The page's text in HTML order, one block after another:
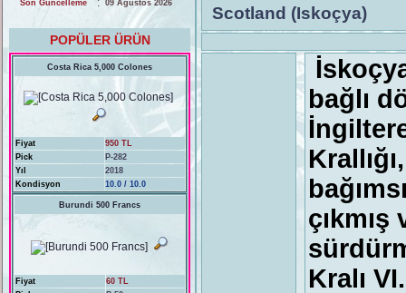
Son Güncelleme : 09 Ağustos 2026
POPÜLER ÜRÜN
Costa Rica 5,000 Colones
Fiyat
950 TL
Pick
P-282
Yıl
2018
Kondisyon
10.0 / 10.0
Burundi 500 Francs
Fiyat
60 TL
Scotland (Iskoçya)
bağlı
çıkmış
Kralı